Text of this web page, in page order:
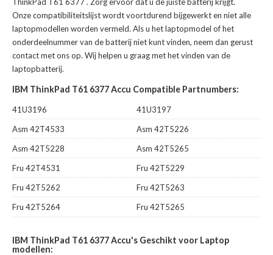
Onze compatibiliteitslijst wordt voortdurend bijgewerkt en niet alle
laptopmodellen worden vermeld. Als u het laptopmodel of het
onderdeelnummer van de batterij niet kunt vinden, neem dan gerust
contact met ons op. Wij helpen u graag met het vinden van de
laptopbatterij.
IBM ThinkPad T61 6377 Accu Compatible Partnumbers:
41U3196
41U3197
Asm 42T4533
Asm 42T5226
Asm 42T5228
Asm 42T5265
Fru 42T4531
Fru 42T5229
Fru 42T5262
Fru 42T5263
Fru 42T5264
Fru 42T5265
IBM ThinkPad T61 6377 Accu's Geschikt voor Laptop
modellen: